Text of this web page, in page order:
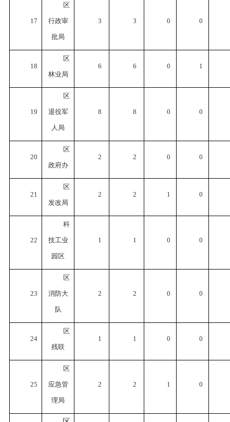
17
区
行政审
批局
3 3 0 0
18
区
林业局
6 6 0 1
19
区
退役军
人局
8 8 0 0
20
区
政府办
2 2 0 0
21
区
发改局
2 2 1 0
22
科
技工业
园区
1 1 0 0
23
区
消防大
队
2 2 0 0
24
区
残联
1 1 0 0
25
区
应急管
理局
2 2 1 0